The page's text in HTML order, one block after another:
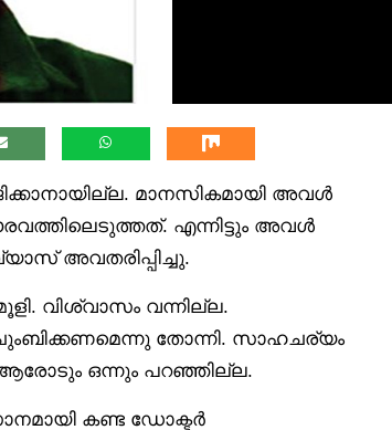
മാനസികമായി അവൾ
എന്നിട്ടും അവൾ
അവതരിപ്പിച്ചു.
വിശ്വാസം വന്നില്ല.
തോന്നി. സാഹചര്യം
ഒന്നും പറഞ്ഞില്ല.
കണ്ട ഡോക്ടർ